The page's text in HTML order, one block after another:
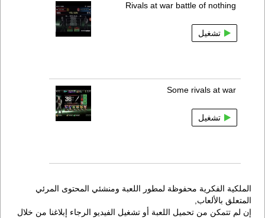
Rivals at war battle of nothing
تشغيل
Some rivals at war
تشغيل
الملكية الفكرية محفوظة لمطور اللعبة ومنشئي المحتوى المرئي
المتعلق بالألعاب,
إن لم تتمكن من تحميل اللعبة أو تشغيل الفيديو الرجاء إبلاغنا من خلال